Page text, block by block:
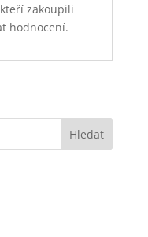
zakoupili
hodnocení.